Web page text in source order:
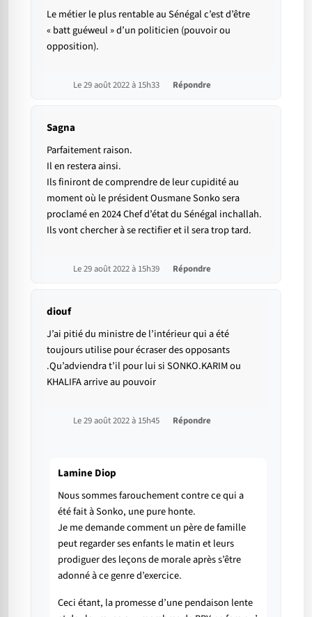
Le métier le plus rentable au Sénégal c’est d’être
« batt guéweul » d’un politicien (pouvoir ou
opposition).
Le 29 août 2022 à 15h33 Répondre
Sagna
Parfaitement raison.
Il en restera ainsi.
Ils finiront de comprendre de leur cupidité au
moment où le président Ousmane Sonko sera
proclamé en 2024 Chef d’état du Sénégal inchallah.
Ils vont chercher à se rectifier et il sera trop tard.
Le 29 août 2022 à 15h39 Répondre
diouf
J’ai pitié du ministre de l’intérieur qui a été
toujours utilise pour écraser des opposants
.Qu’adviendra t’il pour lui si SONKO.KARIM ou
KHALIFA arrive au pouvoir
Le 29 août 2022 à 15h45 Répondre
Lamine Diop
Nous sommes farouchement contre ce qui a
été fait à Sonko, une pure honte.
Je me demande comment un père de famille
peut regarder ses enfants le matin et leurs
prodiguer des leçons de morale après s’être
adonné à ce genre d’exercice.
Ceci étant, la promesse d’une pendaison lente